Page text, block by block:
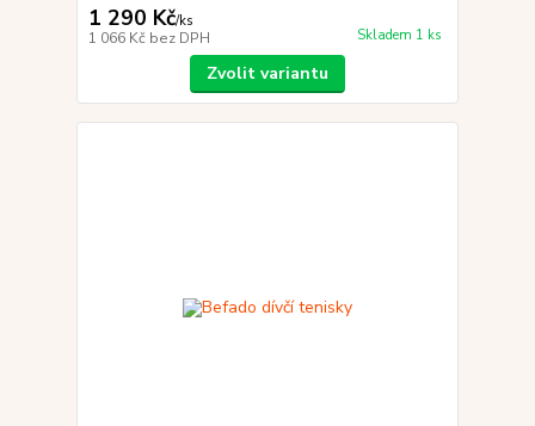
1 290 Kč/ks
1 066 Kč bez DPH Skladem 1 ks
Zvolit variantu